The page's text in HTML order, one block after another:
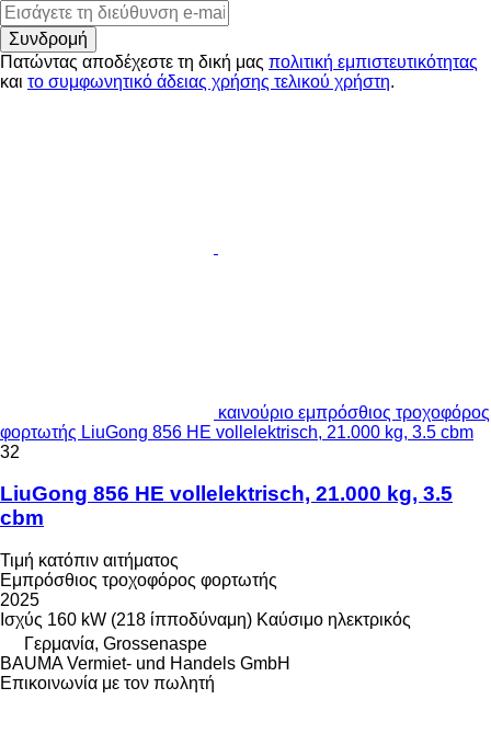
Συνδρομή
Πατώντας αποδέχεστε τη δική μας πολιτική εμπιστευτικότητας
και το συμφωνητικό άδειας χρήσης τελικού χρήστη.
καινούριο εμπρόσθιος τροχοφόρος
φορτωτής LiuGong 856 HE vollelektrisch, 21.000 kg, 3.5 cbm
32
LiuGong 856 HE vollelektrisch, 21.000 kg, 3.5
cbm
Τιμή κατόπιν αιτήματος
Εμπρόσθιος τροχοφόρος φορτωτής
2025
Ισχύς 160 kW (218 ίπποδύναμη) Καύσιμο ηλεκτρικός
Γερμανία, Grossenaspe
BAUMA Vermiet- und Handels GmbH
Επικοινωνία με τον πωλητή